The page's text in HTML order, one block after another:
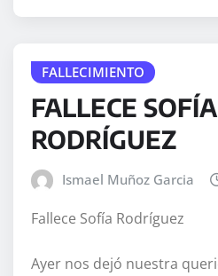
FALLECIMIENTO
FALLECE SOFÍA
RODRÍGUEZ
Ismael Muñoz Garcia
Fallece Sofía Rodríguez
Ayer nos dejó nuestra